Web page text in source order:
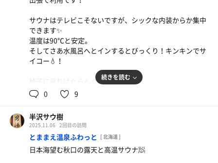
サウナはテレビこそないですが、シックな内装からか集中
できます✨
温度は90℃と安定。
そしてさあ水風呂へとインするとびっくり！キンキンでサ
イコー💧！
椅子に座ればぐらんぐらんととのい♨
日ハムの西川や稲田のサインあり。
一泊2食で、サウナ付き。
刺し身には美深町名産のチョウザメ👍
続きを読む
0 9
半沢サウ樹
2025.11.06 2回目の訪問
とままえ温泉ふわっと [ 北海道 ]
日本海望む秋口の露天と高温サウナ🧖